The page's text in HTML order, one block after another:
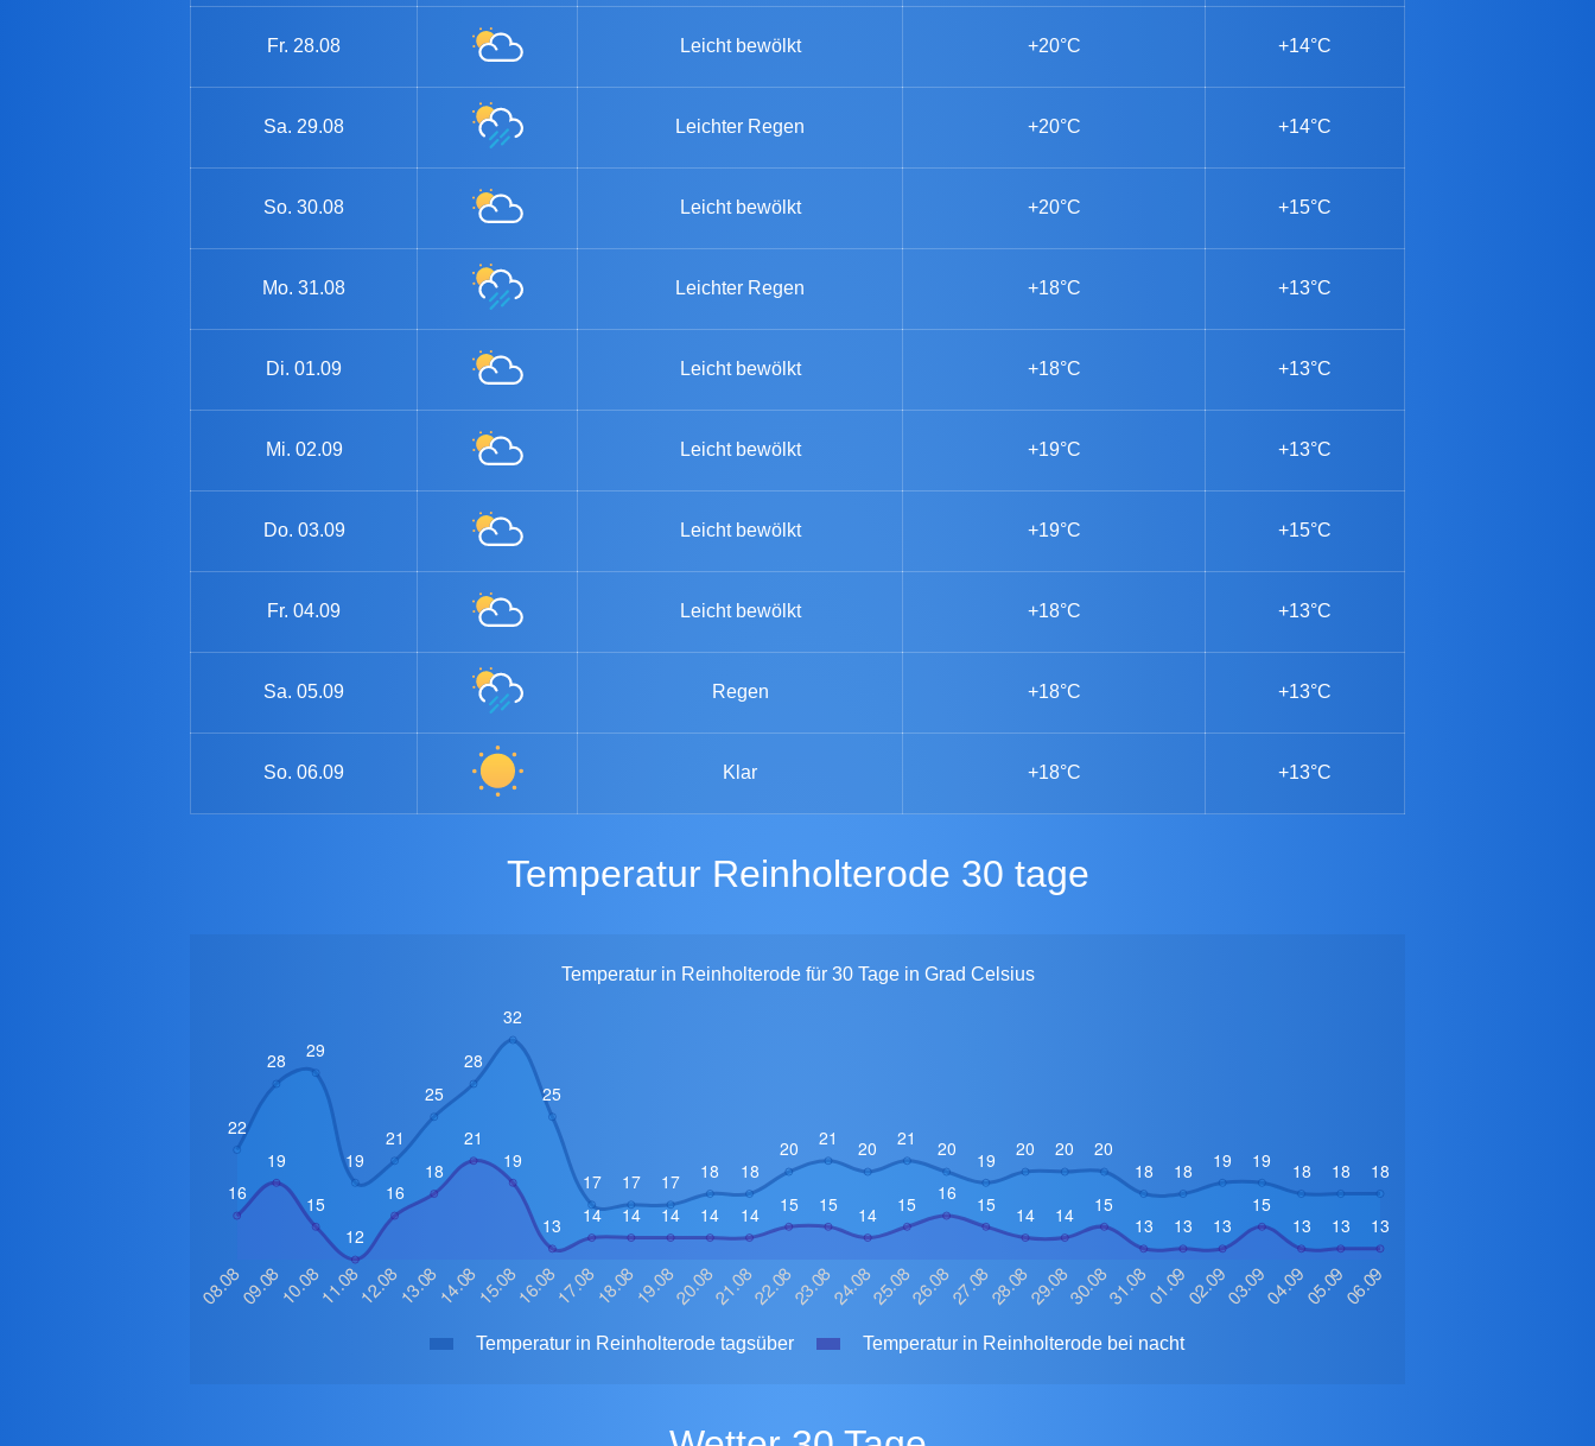
Fr. 28.08 Leicht bewölkt +20°C +14°C
Sa. 29.08 Leichter Regen +20°C +14°C
So. 30.08 Leicht bewölkt +20°C +15°C
Mo. 31.08 Leichter Regen +18°C +13°C
Di. 01.09 Leicht bewölkt +18°C +13°C
Mi. 02.09 Leicht bewölkt +19°C +13°C
Do. 03.09 Leicht bewölkt +19°C +15°C
Fr. 04.09 Leicht bewölkt +18°C +13°C
Sa. 05.09 Regen +18°C +13°C
So. 06.09 Klar +18°C +13°C
Temperatur Reinholterode 30 tage
Temperatur in Reinholterode für 30 Tage in Grad Celsius
Temperatur in Reinholterode tagsüber Temperatur in Reinholterode bei nacht